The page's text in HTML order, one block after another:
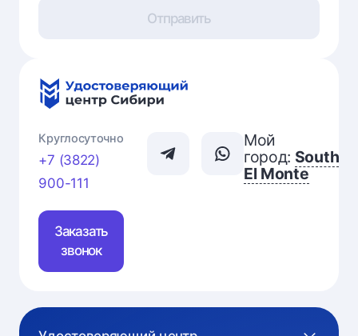
Отправить
Круглосуточно
+7 (3822)
900-111
Заказать
звонок
Мой
город: South
El Monte